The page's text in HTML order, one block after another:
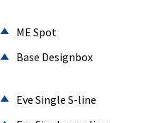
ME Spot
Base Designbox
Eve Single S-line